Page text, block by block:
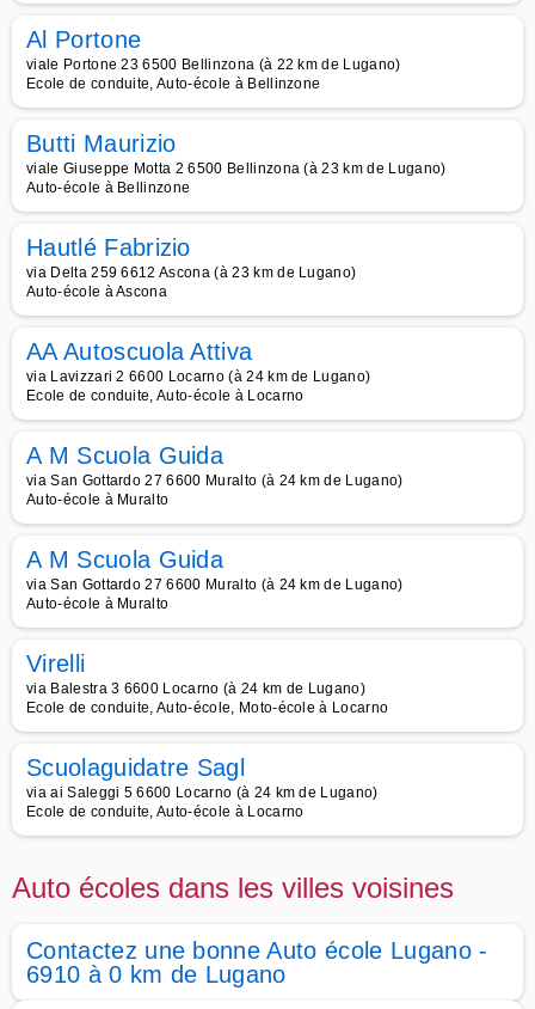
Al Portone
viale Portone 23 6500 Bellinzona (à 22 km de Lugano)
Ecole de conduite, Auto-école à Bellinzone
Butti Maurizio
viale Giuseppe Motta 2 6500 Bellinzona (à 23 km de Lugano)
Auto-école à Bellinzone
Hautlé Fabrizio
via Delta 259 6612 Ascona (à 23 km de Lugano)
Auto-école à Ascona
AA Autoscuola Attiva
via Lavizzari 2 6600 Locarno (à 24 km de Lugano)
Ecole de conduite, Auto-école à Locarno
A M Scuola Guida
via San Gottardo 27 6600 Muralto (à 24 km de Lugano)
Auto-école à Muralto
A M Scuola Guida
via San Gottardo 27 6600 Muralto (à 24 km de Lugano)
Auto-école à Muralto
Virelli
via Balestra 3 6600 Locarno (à 24 km de Lugano)
Ecole de conduite, Auto-école, Moto-école à Locarno
Scuolaguidatre Sagl
via ai Saleggi 5 6600 Locarno (à 24 km de Lugano)
Ecole de conduite, Auto-école à Locarno
Auto écoles dans les villes voisines
Contactez une bonne Auto école Lugano -
6910 à 0 km de Lugano